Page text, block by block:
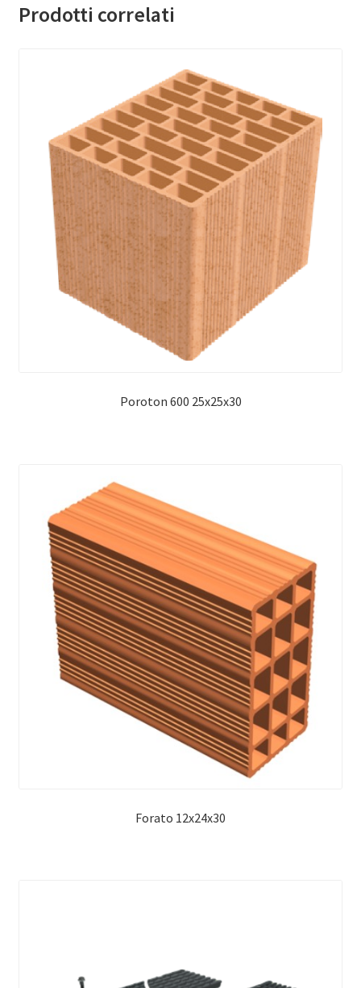
Prodotti correlati
Poroton 600 25x25x30
Forato 12x24x30